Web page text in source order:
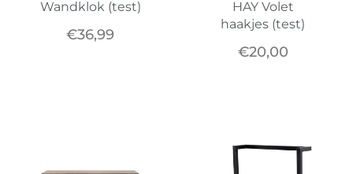
Wandklok (test)
€36,99
HAY Volet
haakjes (test)
€20,00